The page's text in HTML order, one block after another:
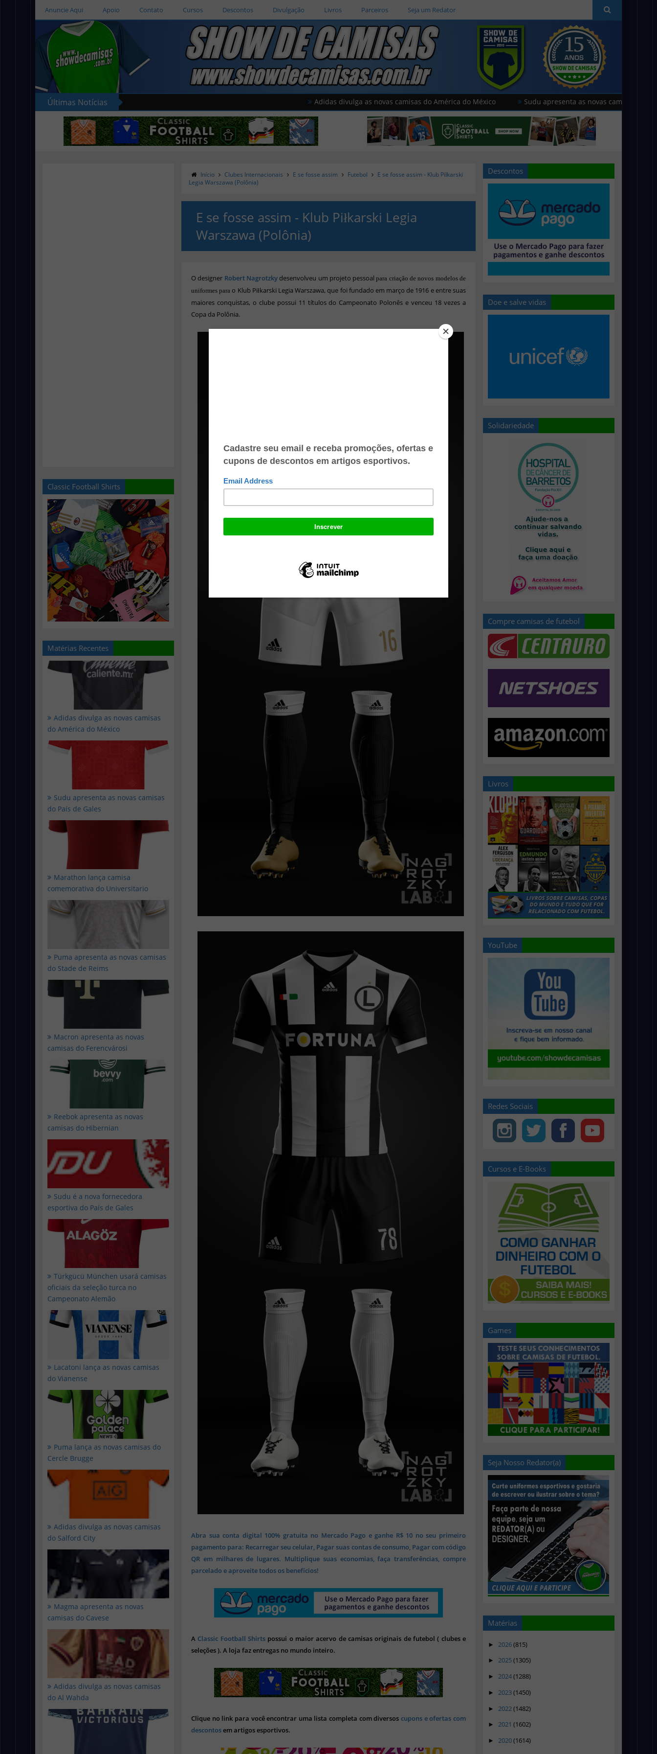
Anuncie Aqui Apoio Contato Cursos Descontos Divulgação Livros Parceiros Seja um Redator
Últimas Notícias Adidas divulga as novas camisas do América do México Sudu apresenta as novas camisas do País de Gales
Classic Football Shirts
Matérias Recentes
Adidas divulga as novas camisas
do América do México
Sudu apresenta as novas camisas
do País de Gales
Marathon lança camisa
comemorativa do Universitario
Puma apresenta as novas camisas
do Stade de Reims
Macron apresenta as novas
camisas do Ferencvárosi
Reebok apresenta as novas
camisas do Hibernian
Sudu é a nova fornecedora
esportiva do País de Gales
Türkgücü München usará camisas
oficiais da seleção turca no
Campeonato Alemão
Lacatoni lança as novas camisas
do Vianense
Puma lança as novas camisas do
Cercle Brugge
Adidas divulga as novas camisas
do Salford City
Magma apresenta as novas
camisas do Cavese
Adidas divulga as novas camisas
do Al Wahda
Início Clubes Internacionais E se fosse assim Futebol
E se fosse assim - Klub Piłkarski
Legia Warszawa (Polônia)
E se fosse assim - Klub Piłkarski Legia
Warszawa (Polônia)
O designer Robert Nagrotzky desenvolveu um projeto pessoalpara criação de novos modelos de
uniformes para o Klub Piłkarski Legia Warszawa, que foi fundado em março de 1916 e entre suas
maiores conquistas, o clube possui 11 títulos do Campeonato Polonês e venceu 18 vezes a
Copa da Polônia.
Abra sua conta digital 100% gratuita no Mercado Pago e ganhe R$ 10 no seu primeiro
pagamento para: Recarregar seu celular, Pagar suas contas de consumo, Pagar com código
QR em milhares de lugares. Multiplique suas economias, faça transferências, compre
parcelado e aproveite todos os benefícios!
A Classic Football Shirts possui o maior acervo de camisas originais de futebol ( clubes e
seleções ). A loja faz entregas no mundo inteiro.
Clique no link para você encontrar uma lista completa com diversoscupons e ofertas com
descontosem artigos esportivos.
Descontos
Doe e salve vidas
Solidariedade
Compre camisas de futebol
Livros
YouTube
Redes Sociais
Cursos e E-Books
Games
Seja Nosso Redator(a)
Matérias
► 2026(815)
► 2025(1305)
► 2024(1288)
► 2023(1450)
► 2022(1482)
► 2021 (1602)
► 2020(1614)